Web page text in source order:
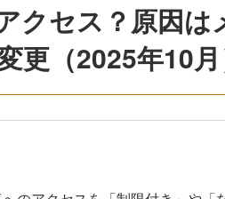
クセス？原因は
更（2025年10月